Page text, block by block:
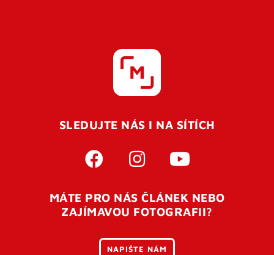
SLEDUJTE NÁS I NA SÍTÍCH
MÁTE PRO NÁS ČLÁNEK NEBO
ZAJÍMAVOU FOTOGRAFII?
NAPIŠTE NÁM